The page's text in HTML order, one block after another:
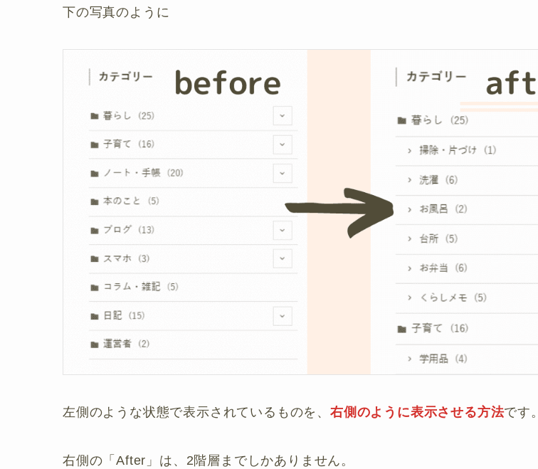
下の写真のように
左側のような状態で表示されているものを、 右側のように表示させる方法です。
右側の「After」は、2階層までしかありません。